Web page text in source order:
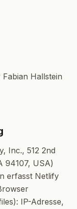
Hallstein
Inc., 512 2nd
94107, USA)
erfasst Netlify
IP-Adresse,